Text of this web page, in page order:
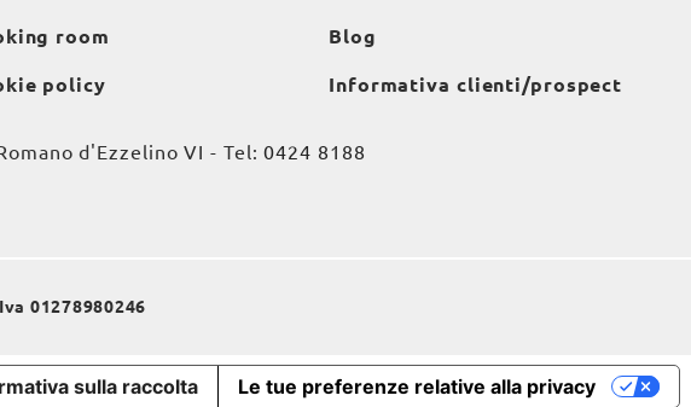
room
policy
Blog
Informativa clienti/prospect
d'Ezzelino VI - Tel:0424 8188
01278980246
sulla raccolta Le tue preferenze relative alla privacy